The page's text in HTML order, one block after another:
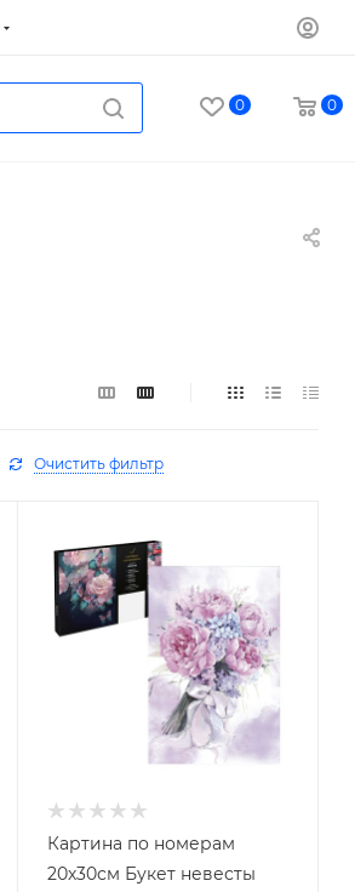
0 0
Очистить фильтр
Картина по номерам
20х30см Букет невесты